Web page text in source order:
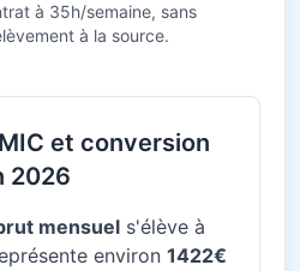
à 35h/semaine, sans
à la source.
et conversion
2026
mensuel s'élève à
environ 1422€